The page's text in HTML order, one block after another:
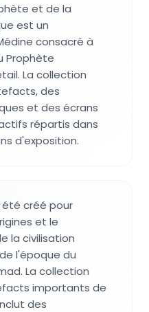
et de la
est un
consacré à
Prophète
La collection
des
et des écrans
répartis dans
d'exposition.
créé pour
et le
la civilisation
l'époque du
La collection
importants de
des